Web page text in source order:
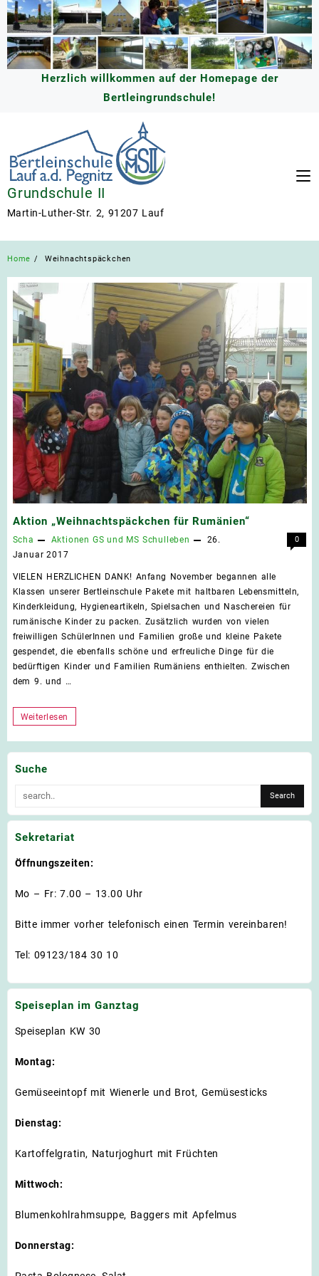
Skip
content
Herzlich willkommen auf der Homepage der
Bertleingrundschule!
Grundschule II
Martin-Luther-Str. 2, 91207 Lauf
Home Weihnachtspäckchen
Aktion „Weihnachtspäckchen für Rumänien“
Scha Aktionen GS und MS Schulleben
26.
Januar 2017
0
VIELEN HERZLICHEN DANK! Anfang November begannen alle
Klassen unserer Bertleinschule Pakete mit haltbaren Lebensmitteln,
Kinderkleidung, Hygieneartikeln, Spielsachen und Naschereien für
rumänische Kinder zu packen. Zusätzlich wurden von vielen
freiwilligen SchülerInnen und Familien große und kleine Pakete
gespendet, die ebenfalls schöne und erfreuliche Dinge für die
bedürftigen Kinder und Familien Rumäniens enthielten. Zwischen
dem 9. und …
Aktion
für
Rumänien“
Weiterlesen
Suche
Sekretariat
Öffnungszeiten:
Mo – Fr: 7.00 – 13.00 Uhr
Bitte immer vorher telefonisch einen Termin vereinbaren!
Tel: 09123/184 30 10
Speiseplan im Ganztag
Speiseplan KW 30
Montag:
Gemüseeintopf mit Wienerle und Brot, Gemüsesticks
Dienstag:
Kartoffelgratin, Naturjoghurt mit Früchten
Mittwoch:
Blumenkohlrahmsuppe, Baggers mit Apfelmus
Donnerstag: